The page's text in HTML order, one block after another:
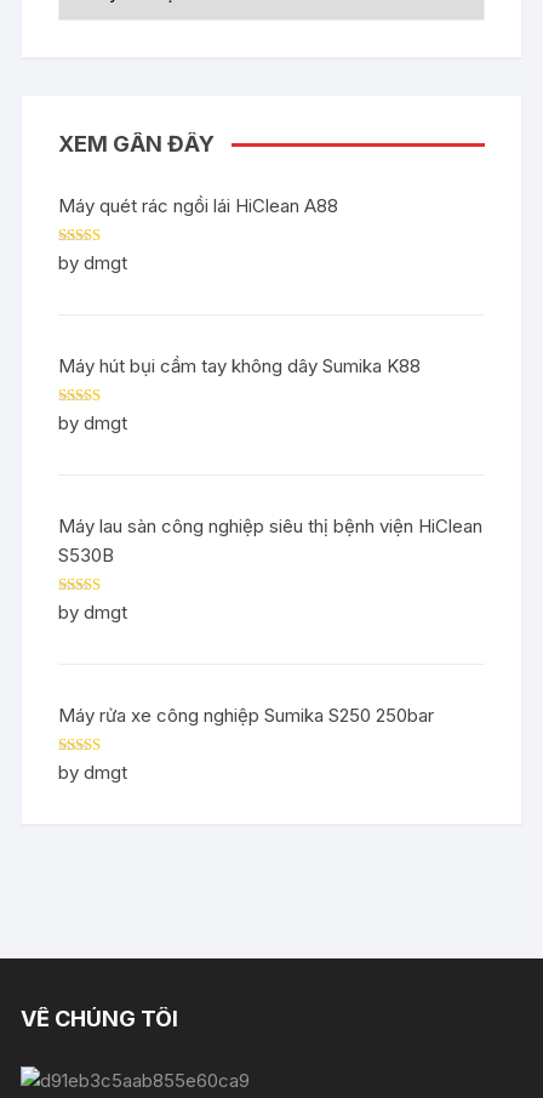
XEM GẦN ĐÂY
Máy quét rác ngồi lái HiClean A88
Rated5out
of 5
by dmgt
Máy hút bụi cầm tay không dây Sumika K88
Rated5out
of 5
by dmgt
Máy lau sàn công nghiệp siêu thị bệnh viện HiClean
S530B
Rated5out
of 5
by dmgt
Máy rửa xe công nghiệp Sumika S250 250bar
Rated5out
of 5
by dmgt
VỀ CHÚNG TÔI